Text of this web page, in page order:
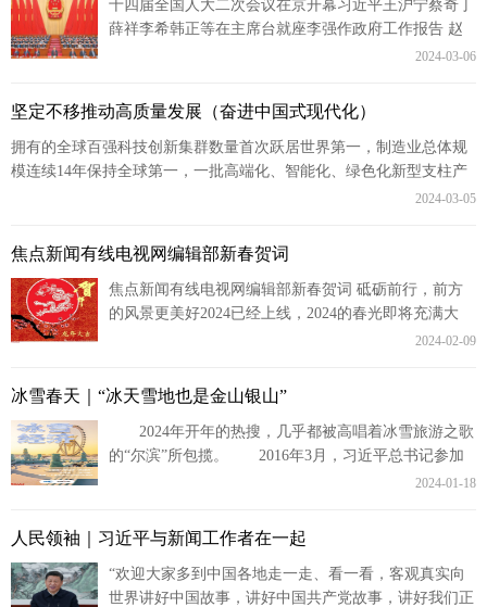
十四届全国人大二次会议在京开幕习近平王沪宁蔡奇丁
薛祥李希韩正等在主席台就座李强作政府工作报告 赵
乐际主持大会听取关于国务院组织法修订草案的说明等
2024-03-06
坚定不移推动高质量发展（奋进中国式现代化）
拥有的全球百强科技创新集群数量首次跃居世界第一，制造业总体规
模连续14年保持全球第一，一批高端化、智能化、绿色化新型支柱产
2024-03-05
焦点新闻有线电视网编辑部新春贺词
焦点新闻有线电视网编辑部新春贺词 砥砺前行，前方
的风景更美好2024已经上线，2024的春光即将充满大
2024-02-09
冰雪春天｜“冰天雪地也是金山银山”
2024年开年的热搜，几乎都被高唱着冰雪旅游之歌
的“尔滨”所包揽。 2016年3月，习近平总书记参加
十二届全国人大四次会议黑龙江代表团审议时强调，要
2024-01-18
人民领袖｜习近平与新闻工作者在一起
“欢迎大家多到中国各地走一走、看一看，客观真实向
世界讲好中国故事，讲好中国共产党故事，讲好我们正